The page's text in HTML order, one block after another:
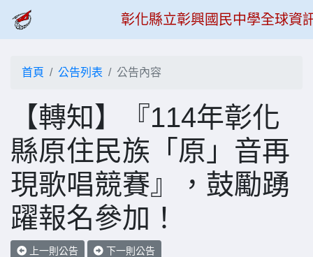
彰化縣立彰興國民中學全球資
首頁 公告列表 公告內容
【轉知】『114年彰化
縣原住民族「原」音再
現歌唱競賽』，鼓勵踴
躍報名參加！
上一則公告 下一則公告